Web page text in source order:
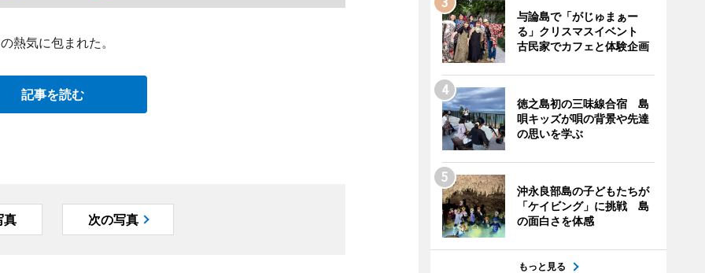
熱気に包まれた。
記事を読む
真 次の写真
与論島で「がじゅまぁー
る」クリスマスイベント
古民家でカフェと体験企画
徳之島初の三味線合宿 島
唄キッズが唄の背景や先達
の思いを学ぶ
沖永良部島の子どもたちが
「ケイビング」に挑戦 島
の面白さを体感
もっと見る